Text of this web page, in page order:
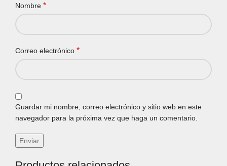
Nombre *
Correo electrónico *
Guardar mi nombre, correo electrónico y sitio web en este
navegador para la próxima vez que haga un comentario.